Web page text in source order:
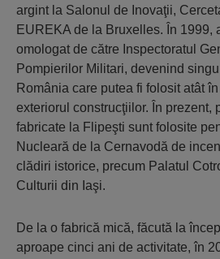
argint la Salonul de Inovaţii,
EUREKA de la Bruxelles. În 1999,
omologat de către Inspectoratul
Pompierilor Militari, devenind
România care putea fi folosit atât
exteriorul construcţiilor. În prezent,
fabricate la Flipeşti sunt folosite
Nucleară de la Cernavodă de
clădiri istorice, precum Palatul
Culturii din Iaşi.
De la o fabrică mică, făcută la
aproape cinci ani de activitate, în